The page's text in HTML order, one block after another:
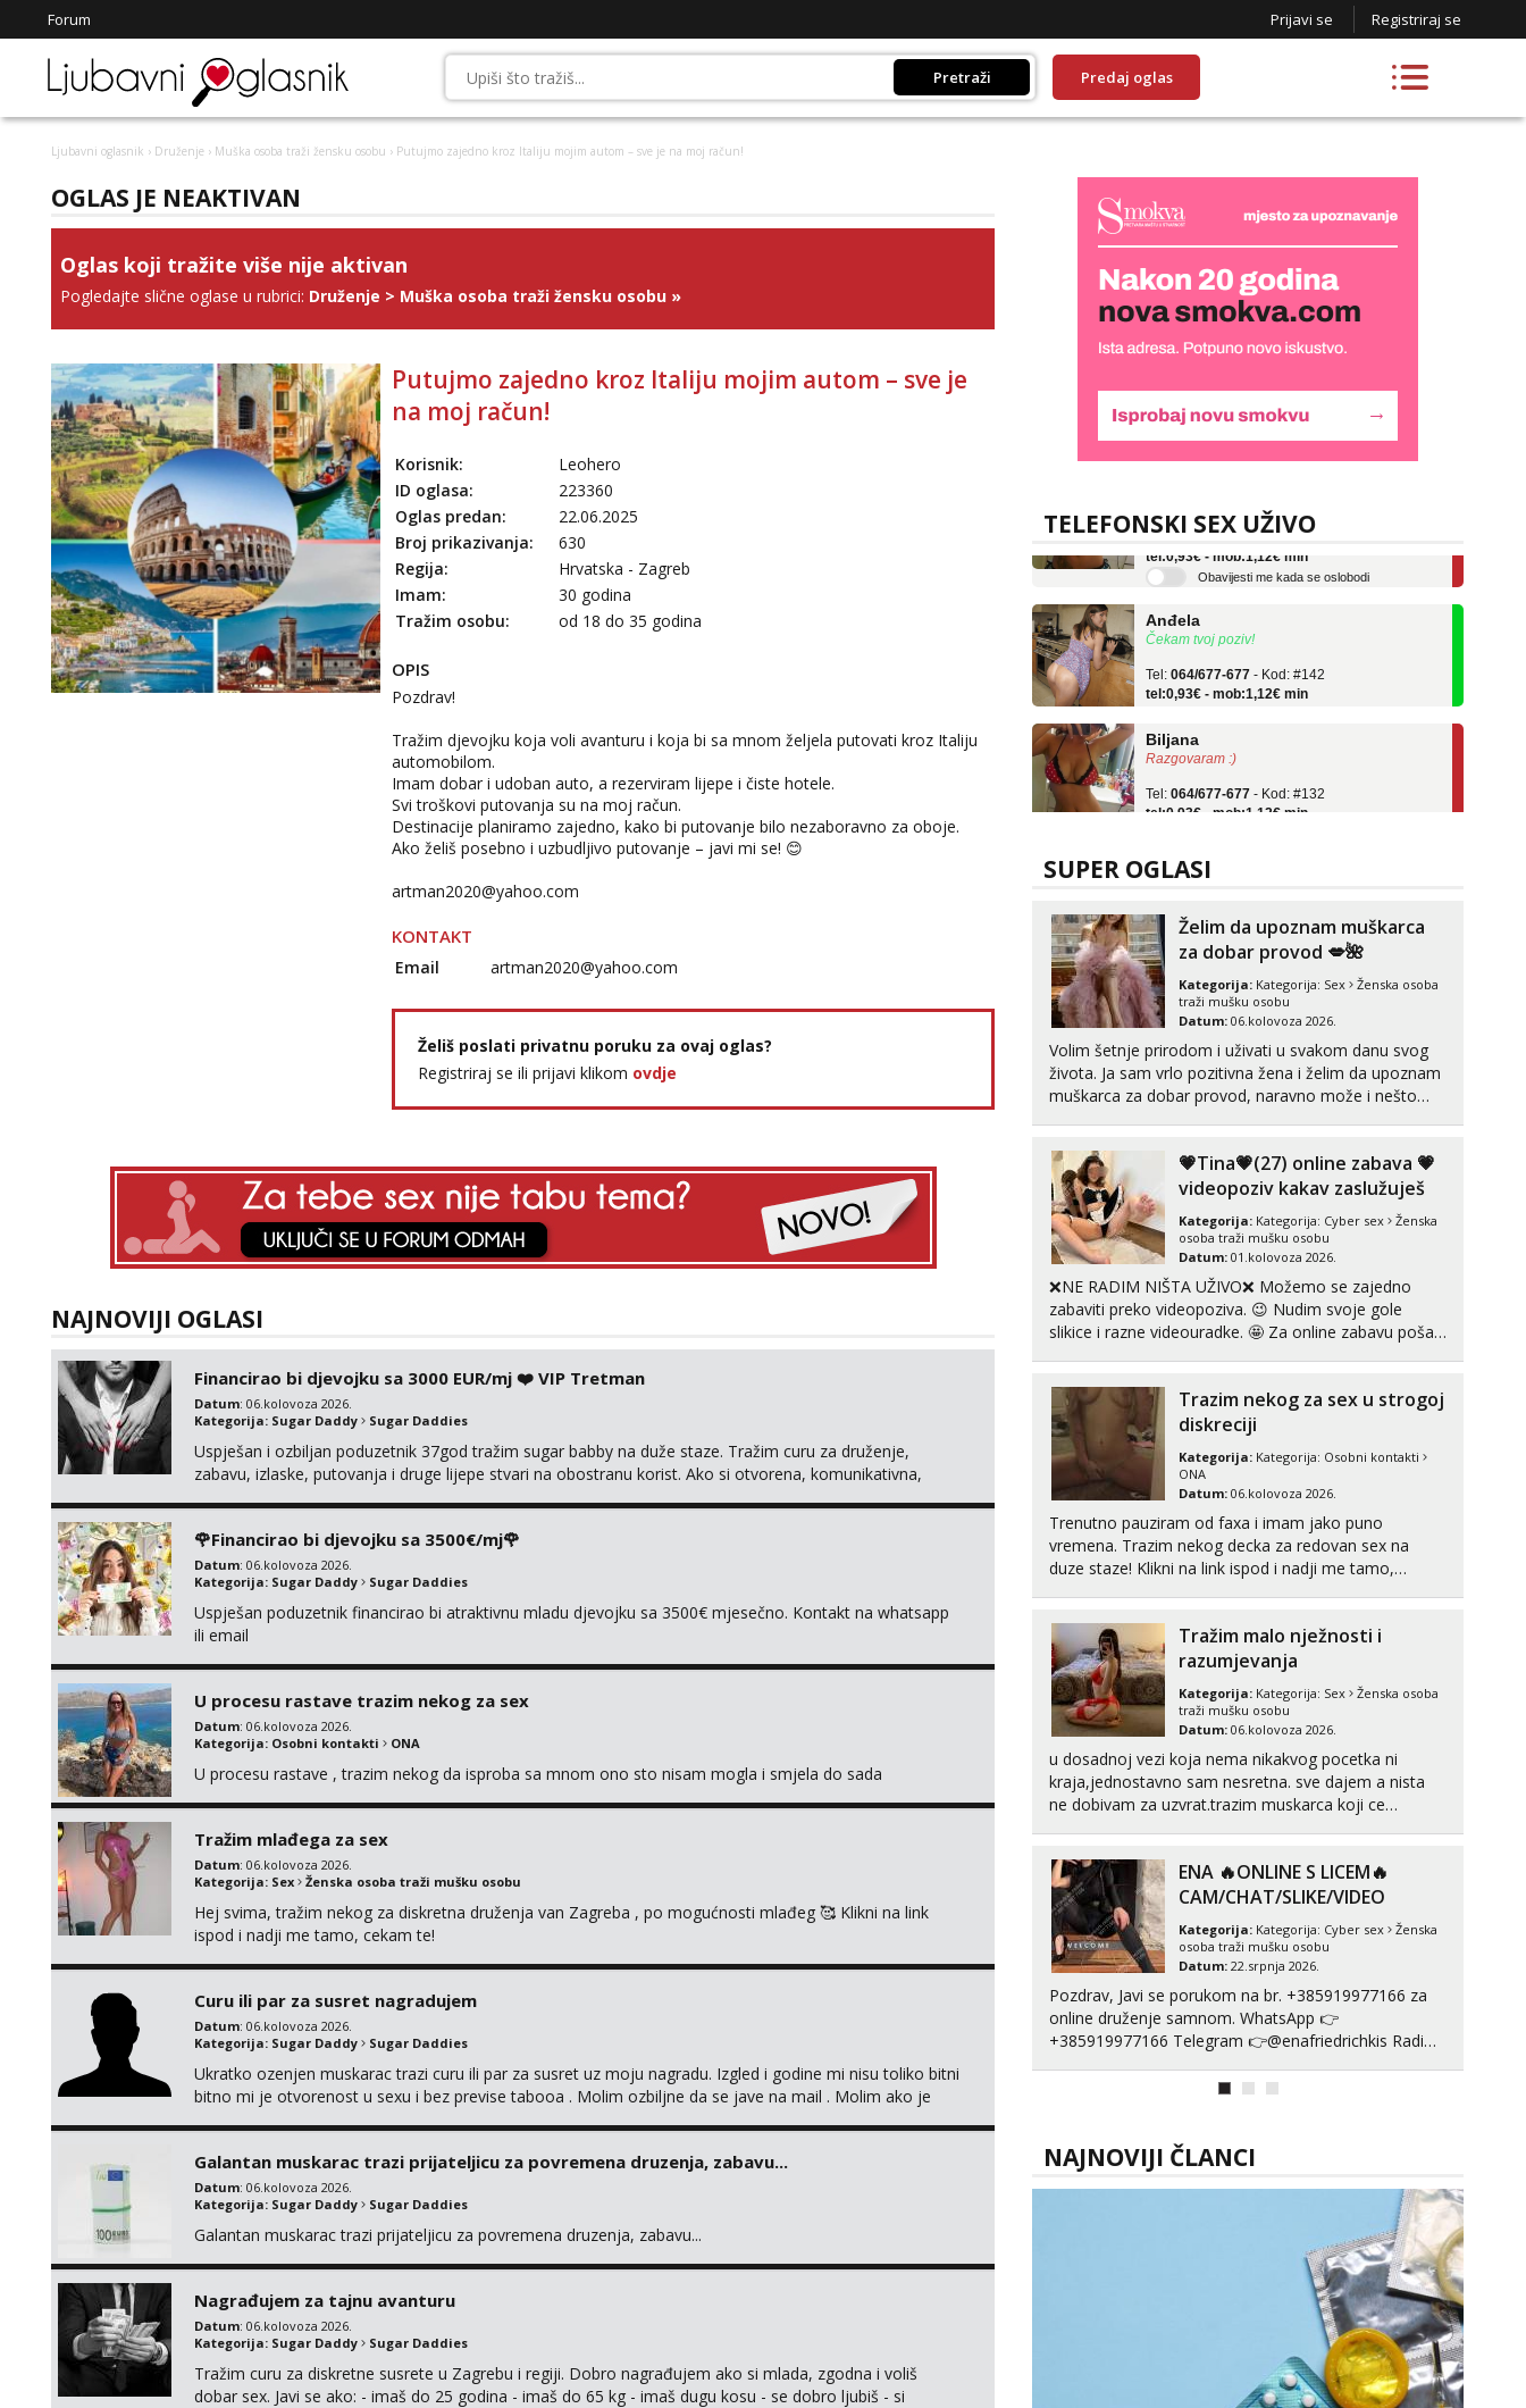
Forum Prijavi se Registriraj se
Pretraži Predaj oglas
Ljubavni oglasnik › Druženje › Muška osoba traži žensku osobu › Putujmo zajedno kroz Italiju mojim autom – sve je na moj račun!
OGLAS JE NEAKTIVAN
Oglas koji tražite više nije aktivan
Pogledajte slične oglase u rubrici: Druženje > Muška osoba traži žensku osobu »
Putujmo zajedno kroz Italiju mojim autom – sve je
na moj račun!
Korisnik:
Leohero
ID oglasa:
223360
Oglas predan:
22.06.2025
Broj prikazivanja:
630
Regija:
Hrvatska - Zagreb
Imam:
30 godina
Tražim osobu:
od 18 do 35 godina
OPIS
Pozdrav!
Tražim djevojku koja voli avanturu i koja bi sa mnom željela putovati kroz Italiju
automobilom.
Imam dobar i udoban auto, a rezerviram lijepe i čiste hotele.
Svi troškovi putovanja su na moj račun.
Destinacije planiramo zajedno, kako bi putovanje bilo nezaboravno za oboje.
Ako želiš posebno i uzbudljivo putovanje – javi mi se! 😊
artman2020@yahoo.com
KONTAKT
Email artman2020@yahoo.com
Želiš poslati privatnu poruku za ovaj oglas?
Registriraj se ili prijavi klikom ovdje
NAJNOVIJI OGLASI
Financirao bi djevojku sa 3000 EUR/mj ❤️ VIP Tretman
Datum: 06.kolovoza 2026.
Kategorija: Sugar Daddy Sugar Daddies
Uspješan i ozbiljan poduzetnik 37god tražim sugar babby na duže staze. Tražim curu za druženje,
zabavu, izlaske, putovanja i druge lijepe stvari na obostranu korist. Ako si otvorena, komunikativna,
🌹Financirao bi djevojku sa 3500€/mj🌹
Datum: 06.kolovoza 2026.
Kategorija: Sugar Daddy Sugar Daddies
Uspješan poduzetnik financirao bi atraktivnu mladu djevojku sa 3500€ mjesečno. Kontakt na whatsapp
ili email
U procesu rastave trazim nekog za sex
Datum: 06.kolovoza 2026.
Kategorija: Osobni kontakti ONA
U procesu rastave , trazim nekog da isproba sa mnom ono sto nisam mogla i smjela do sada
Tražim mlađega za sex
Datum: 06.kolovoza 2026.
Kategorija: Sex Ženska osoba traži mušku osobu
Hej svima, tražim nekog za diskretna druženja van Zagreba , po mogućnosti mlađeg 🥰 Klikni na link
ispod i nadji me tamo, cekam te!
Curu ili par za susret nagradujem
Datum: 06.kolovoza 2026.
Kategorija: Sugar Daddy Sugar Daddies
Ukratko ozenjen muskarac trazi curu ili par za susret uz moju nagradu. Izgled i godine mi nisu toliko bitni
bitno mi je otvorenost u sexu i bez previse tabooa . Molim ozbiljne da se jave na mail . Molim ako je
Galantan muskarac trazi prijateljicu za povremena druzenja, zabavu...
Datum: 06.kolovoza 2026.
Kategorija: Sugar Daddy Sugar Daddies
Galantan muskarac trazi prijateljicu za povremena druzenja, zabavu...
Nagrađujem za tajnu avanturu
Datum: 06.kolovoza 2026.
Kategorija: Sugar Daddy Sugar Daddies
Tražim curu za diskretne susrete u Zagrebu i regiji. Dobro nagrađujem ako si mlada, zgodna i voliš
dobar sex. Javi se ako: - imaš do 25 godina - imaš do 65 kg - imaš dugu kosu - se dobro ljubiš - si
TELEFONSKI SEX UŽIVO
Biljana
Tel: 064/677-677 - Kod: #132
tel:0,93€ - mob:1,12€ min
Obavijesti me kada se oslobodi
Čekam tvoj poziv!
064/677-677
tel:0,93€ - mob:1,12€ min
Razgovaram :)
064/677-677
tel:0,93€ - mob:1,12€ min
Obavijesti me kada se oslobodi
Čekam tvoj poziv!
tel:0,93€ - mob:1,12€ min
SUPER OGLASI
Želim da upoznam muškarca
za dobar provod 💋🌺
Kategorija: Kategorija: Sex
Ženska osoba
traži mušku osobu
Datum: 06.kolovoza 2026.
Volim šetnje prirodom i uživati u svakom danu svog
života. Ja sam vrlo pozitivna žena i želim da upoznam
muškarca za dobar provod, naravno može i nešto
💗Tina💗(27) online zabava 💗
videopoziv kakav zaslužuješ
Kategorija: Kategorija: Cyber sex
Ženska
osoba traži mušku osobu
Datum: 01.kolovoza 2026.
❌NE RADIM NIŠTA UŽIVO❌ Možemo se zajedno
zabaviti preko videopoziva. 😉 Nudim svoje gole
slikice i razne videouradke. 🤩 Za online zabavu pošalji
vidjeti na videopozivu. 😉 S vama sam vec 5 ...
Trazim nekog za sex u strogoj
diskreciji
Kategorija: Kategorija: Osobni kontakti
ONA
Datum: 06.kolovoza 2026.
Trenutno pauziram od faxa i imam jako puno
vremena. Trazim nekog decka za redovan sex na
duze staze! Klikni na link ispod i nadji me tamo,
Tražim malo nježnosti i
razumjevanja
Kategorija: Kategorija: Sex
Ženska osoba
traži mušku osobu
Datum: 06.kolovoza 2026.
u dosadnoj vezi koja nema nikakvog pocetka ni
kraja,jednostavno sam nesretna. sve dajem a nista
ne dobivam za uzvrat.trazim muskarca koji ce
poljupce po tijelu koji me jako pale,obozavam kad
muskar...
ENA 🔥ONLINE S LICEM🔥
CAM/CHAT/SLIKE/VIDEO
Kategorija: Kategorija: Cyber sex
Ženska
osoba traži mušku osobu
Datum: 22.srpnja 2026.
Pozdrav, Javi se porukom na br. +385919977166 za
online druženje samnom. WhatsApp 👉
+385919977166 Telegram 👉@enafriedrichkis Radim
(Tina&Natali), razne kombinacije halteri, haljine,
NAJNOVIJI ČLANCI